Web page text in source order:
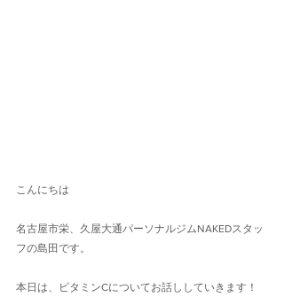
こんにちは
名古屋市栄、久屋大通パーソナルジムNAKEDスタッ
フの島田です。
本日は、ビタミンCについてお話ししていきます！